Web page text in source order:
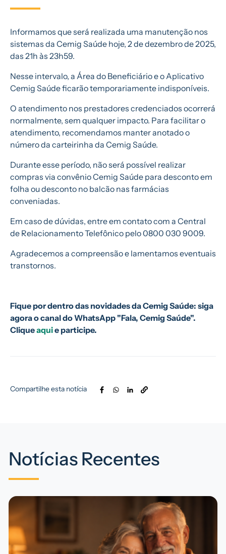
Informamos que será realizada uma manutenção nos
sistemas da Cemig Saúde hoje, 2 de dezembro de 2025,
das 21h às 23h59.
Nesse intervalo, a Área do Beneficiário e o Aplicativo
Cemig Saúde ficarão temporariamente indisponíveis.
O atendimento nos prestadores credenciados ocorrerá
normalmente, sem qualquer impacto. Para facilitar o
atendimento, recomendamos manter anotado o
número da carteirinha da Cemig Saúde.
Durante esse período, não será possível realizar
compras via convênio Cemig Saúde para desconto em
folha ou desconto no balcão nas farmácias
conveniadas.
Em caso de dúvidas, entre em contato com a Central
de Relacionamento Telefônico pelo 0800 030 9009.
Agradecemos a compreensão e lamentamos eventuais
transtornos.
Fique por dentro das novidades da Cemig Saúde: siga
agora o canal do WhatsApp "Fala, Cemig Saúde".
Cliqueaquie participe.
Compartilhe esta notícia
Notícias Recentes